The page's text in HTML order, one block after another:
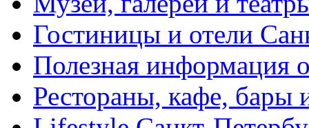
Гостиницы и отели
Полезная информация
Рестораны, кафе, бары